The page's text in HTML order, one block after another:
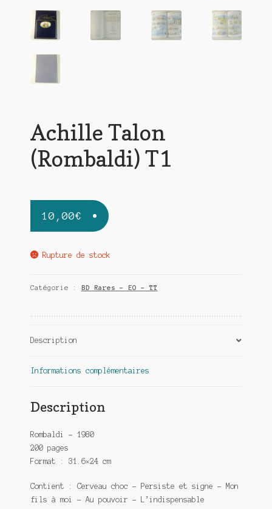
Achille Talon
(Rombaldi) T1
10,00€
Rupture de stock
Catégorie : BD Rares - EO - TT
Description
Informations complémentaires
Description
Rombaldi – 1980
200 pages
Format : 31.6×24 cm
Contient : Cerveau choc – Persiste et signe – Mon
fils à moi – Au pouvoir – L’indispensable